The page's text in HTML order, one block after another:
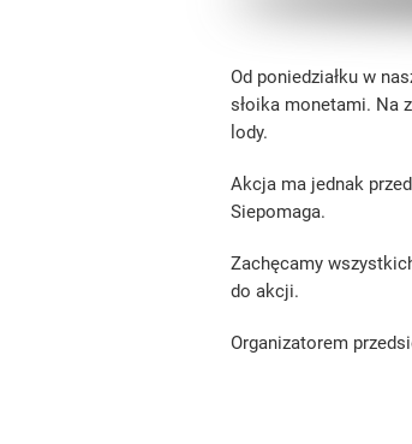
Od poniedziałku w
słoika monetami. Na
lody.
Akcja ma jednak
Siepomaga.
Zachęcamy
do akcji.
Organizatorem